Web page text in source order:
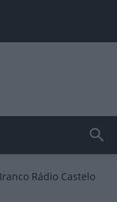
Rádio Castelo